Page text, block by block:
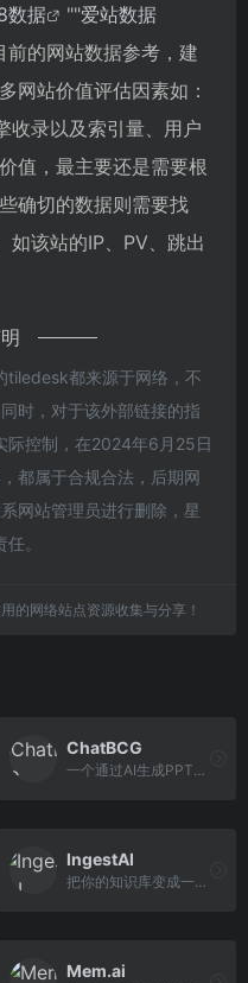
数据 ""爱站数据
前的网站数据参考，建
网站价值评估因素如：
收录以及索引量、用户
值，最主要还是需要根
确切的数据则需要找
该站的IP、PV、跳出
tiledesk都来源于网络，不
时，对于该外部链接的指
际控制，在2024年6月25日
都属于合规合法，后期网
网站管理员进行删除，星
。
的网络站点资源收集与分享！
ChatBCG
一个通过AI生成PPT的工具
IngestAI
把你的知识库变成一个类似于ChatGPT的上下文感知机器人
Mem.ai